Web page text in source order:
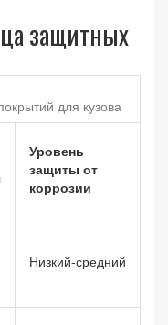
защитных
для кузова
Уровень
защиты от
коррозии
Низкий‑средний